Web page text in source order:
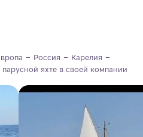
Россия
Карелия
яхте в своей компании